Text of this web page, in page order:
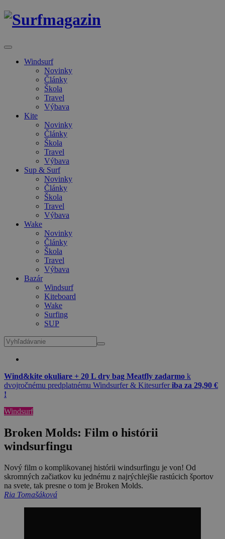
Windsurf
Novinky
Články
Škola
Travel
Výbava
Kite
Novinky
Články
Škola
Travel
Výbava
Sup & Surf
Novinky
Články
Škola
Travel
Výbava
Wake
Novinky
Články
Škola
Travel
Výbava
Bazár
Windsurf
Kiteboard
Wake
Surfing
SUP
Wind&kite okuliare + 20 L dry bag Meatfly zadarmo k
dvojročnému predplatnému Windsurfer & Kitesurferiba za 29,90 €
!
Windsurf
Broken Molds: Film o histórii
windsurfingu
Nový film o komplikovanej histórii windsurfingu je von! Od
skromných začiatkov ku jednému z najrýchlejšie rastúcich športov
na svete, tak presne o tom je Broken Molds.
Ria Tomašáková